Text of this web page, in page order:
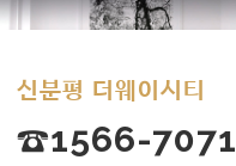
신분평 더웨이시티
☎1566-7071